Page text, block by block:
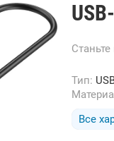
Тип:
Все